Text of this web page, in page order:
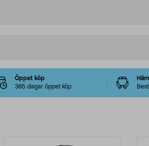
Öppet köp
365 dagar öppet köp